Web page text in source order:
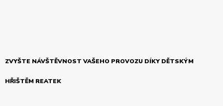
ZVYŠTE NÁVŠTĚVNOST VAŠEHO PROVOZU DÍKY DĚTSKÝM
HŘIŠTĚM REATEK